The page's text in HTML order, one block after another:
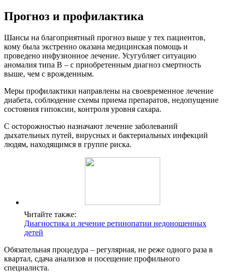
Прогноз и профилактика
Шансы на благоприятный прогноз выше у тех пациентов,
кому была экстренно оказана медицинская помощь и
проведено инфузионное лечение. Усугубляет ситуацию
аномалия типа В – с приобретенным диагноз смертность
выше, чем с врожденным.
Меры профилактики направлены на своевременное лечение
диабета, соблюдение схемы приема препаратов, недопущение
состояния гипоксии, контроля уровня сахара.
С осторожностью назначают лечение заболеваний
дыхательных путей, вирусных и бактериальных инфекций
людям, находящимся в группе риска.
Читайте также:
Диагностика и лечение ретинопатии недоношенных
детей
Обязательная процедура – регулярная, не реже одного раза в
квартал, сдача анализов и посещение профильного
специалиста.